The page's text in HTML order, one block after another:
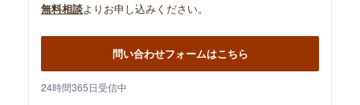
無料相談よりお申し込みください。
問い合わせフォームはこちら
24時間365日受信中